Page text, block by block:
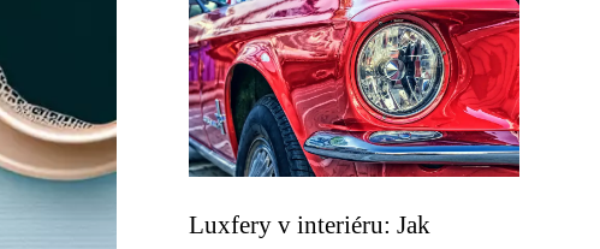
Luxfery v interiéru: Jak